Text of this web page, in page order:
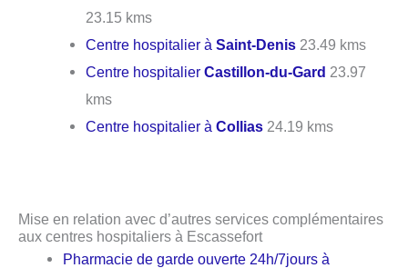
23.15 kms
Centre hospitalier àSaint-Denis 23.49 kms
Centre hospitalierCastillon-du-Gard 23.97
kms
Centre hospitalier àCollias 24.19 kms
Mise en relation avec d’autres services complémentaires
aux centres hospitaliers à Escassefort
Pharmacie de garde ouverte 24h/7jours à